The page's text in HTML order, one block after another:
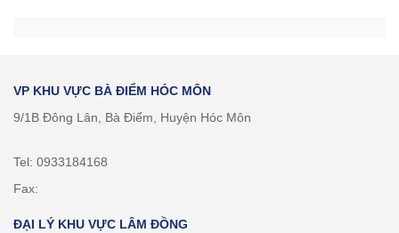
VP KHU VỰC BÀ ĐIỂM HÓC MÔN
9/1B Đông Lân, Bà Điểm, Huyện Hóc Môn
Tel: 0933184168
Fax:
ĐẠI LÝ KHU VỰC LÂM ĐỒNG